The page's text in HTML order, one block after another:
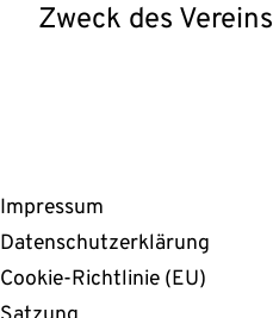
Zweck des Vereins
Impressum
Datenschutzerklärung
Cookie-Richtlinie (EU)